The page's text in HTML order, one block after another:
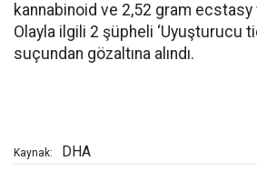
kannabinoid ve 2,52 gram
Olayla ilgili 2 şüpheli ‘Uyuşturucu
suçundan gözaltına alındı.
Kaynak: DHA